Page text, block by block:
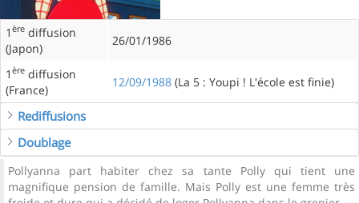
1 ère diffusion
(Japon)
26/01/1986
1 ère diffusion
(France)
12/09/1988 (La 5 : Youpi ! L'école est finie)
Rediffusions
Doublage
Pollyanna part habiter chez sa tante Polly qui tient une
magnifique pension de famille. Mais Polly est une femme très